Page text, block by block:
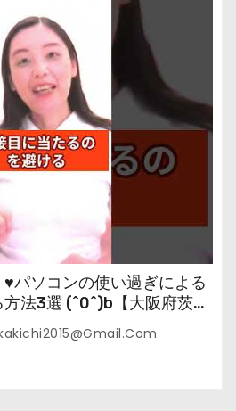
♥パソコンの使い過ぎによる
法3選 (^0^)b【大阪府茨木
整体師が教えます。】